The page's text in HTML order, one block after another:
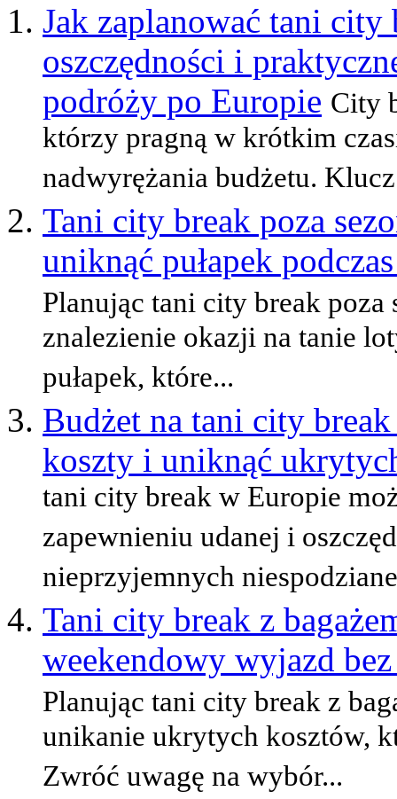
Jak zaplanować tani
oszczędności i
podróży po Europie City
którzy pragną w krótkim
nadwyrężania budżetu.
Tani city break poza
uniknąć pułapek
Planując tani city break
znalezienie okazji na tanie
pułapek, które...
Budżet na tani city
koszty i uniknąć
tani city break w Europie
zapewnieniu udanej i
nieprzyjemnych
Tani city break z
weekendowy wyjazd
Planując tani city break z
unikanie ukrytych kosztów,
Zwróć uwagę na wybór...